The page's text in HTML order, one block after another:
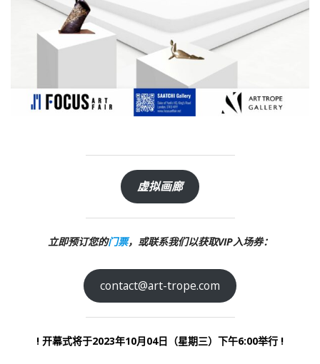
虚拟画廊
立即预订您的门票，或联系我们以获取VIP入场券：
contact@art-trope.com
! 开幕式将于2023年10月04日（星期三）下午6:00举行 !